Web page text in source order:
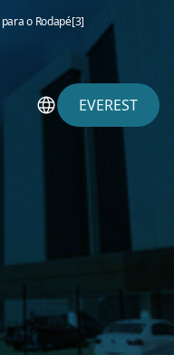
o Rodapé[3]
EVEREST